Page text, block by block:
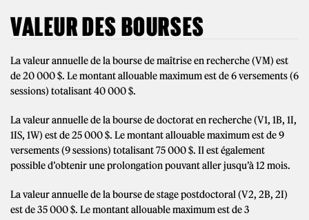
VALEUR DES BOURSES
La valeur annuelle de la bourse de maîtrise en recherche (VM) est
de 20 000 $. Le montant allouable maximum est de 6 versements (6
sessions) totalisant 40 000 $.
La valeur annuelle de la bourse de doctorat en recherche (V1, 1B, 1I,
1IS, 1W) est de 25 000 $. Le montant allouable maximum est de 9
versements (9 sessions) totalisant 75 000 $. Il est également
possible d’obtenir une prolongation pouvant aller jusqu’à 12 mois.
La valeur annuelle de la bourse de stage postdoctoral (V2, 2B, 2I)
est de 35 000 $. Le montant allouable maximum est de 3